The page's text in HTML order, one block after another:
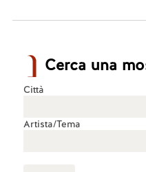
Cerca una
Città
Artista/Tema